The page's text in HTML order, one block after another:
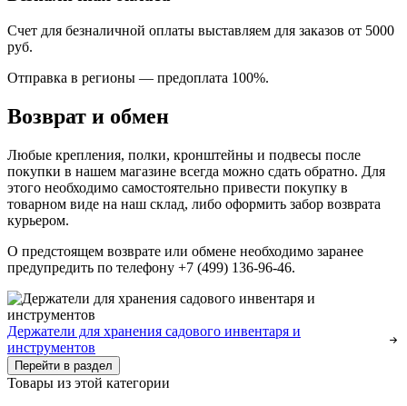
Счет для безналичной оплаты выставляем для заказов от 5000
руб.
Отправка в регионы — предоплата 100%.
Возврат и обмен
Любые крепления, полки, кронштейны и подвесы после
покупки в нашем магазине всегда можно сдать обратно. Для
этого необходимо самостоятельно привести покупку в
товарном виде на наш склад, либо оформить забор возврата
курьером.
О предстоящем возврате или обмене необходимо заранее
предупредить по телефону +7 (499) 136-96-46.
Держатели для хранения садового инвентаря и
инструментов
Перейти в раздел
Товары из этой категории